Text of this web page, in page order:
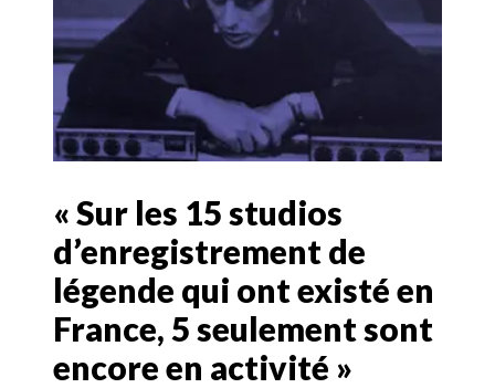
« Sur les 15 studios
d’enregistrement de
légende qui ont existé en
France, 5 seulement sont
encore en activité »